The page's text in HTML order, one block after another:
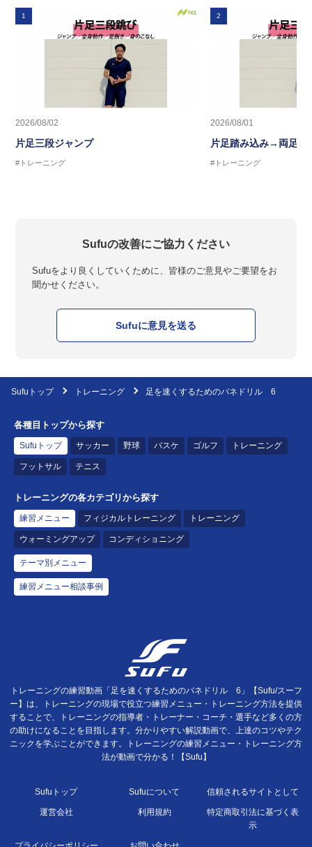
1
2026/08/02
片足三段ジャンプ
#トレーニング
2
2026/08/01
片足踏み込み→両足ジ
#トレーニング
Sufuの改善にご協力ください
Sufuをより良くしていくために、皆様のご意見やご要望をお
聞かせください。
Sufuに意見を送る
Sufuトップ トレーニング 足を速くするためのバネドリル 6
各種目トップから探す
Sufuトップ サッカー 野球 バスケ ゴルフ トレーニング
フットサル テニス
トレーニングの各カテゴリから探す
練習メニュー フィジカルトレーニング トレーニング
ウォーミングアップ コンディショニング
テーマ別メニュー
練習メニュー相談事例
トレーニングの練習動画「足を速くするためのバネドリル 6」【Sufu/スーフ
ー】は、トレーニングの現場で役立つ練習メニュー・トレーニング方法を提供
することで、トレーニングの指導者・トレーナー・コーチ・選手など多くの方
の助けになることを目指します。分かりやすい解説動画で、上達のコツやテク
ニックを学ぶことができます。トレーニングの練習メニュー・トレーニング方
法が動画で分かる！【Sufu】
Sufuトップ Sufuについて 信頼されるサイトとして
運営会社 利用規約
特定商取引法に基づく表
示